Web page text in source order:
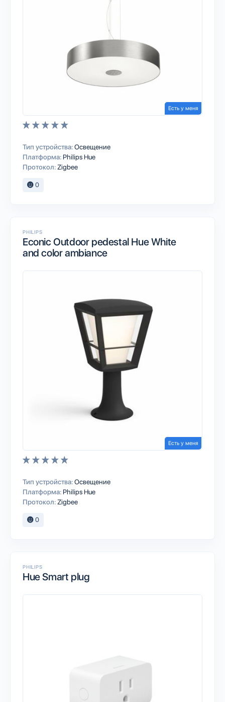
Есть у меня
Тип устройства:Освещение
Платформа: Philips Hue
Протокол: Zigbee
0
PHILIPS
Econic Outdoor pedestal Hue White
and color ambiance
Есть у меня
Тип устройства:Освещение
Платформа: Philips Hue
Протокол: Zigbee
0
PHILIPS
Hue Smart plug